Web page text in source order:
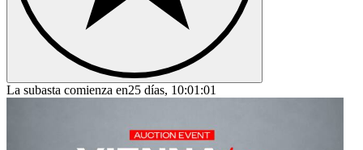
La subasta comienza en25 días, 10:01:01